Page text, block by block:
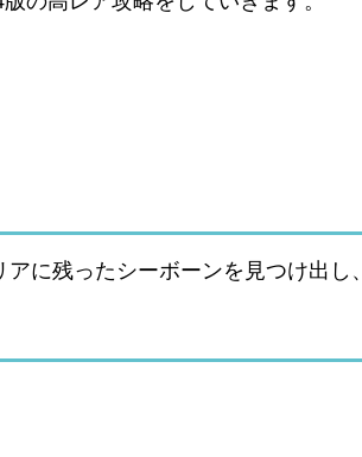
に残ったシーボーンを見つけ出し、